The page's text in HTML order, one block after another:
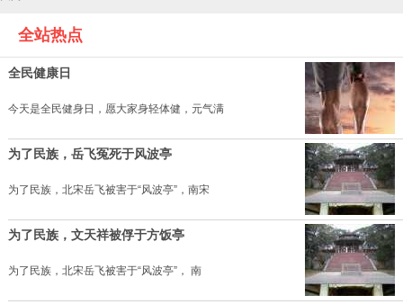
全站热点
全民健康日
今天是全民健身日，愿大家身轻体健，元气满
为了民族，岳飞冤死于风波亭
为了民族，北宋岳飞被害于“风波亭”，南宋
为了民族，文天祥被俘于方饭亭
为了民族，北宋岳飞被害于“风波亭”， 南